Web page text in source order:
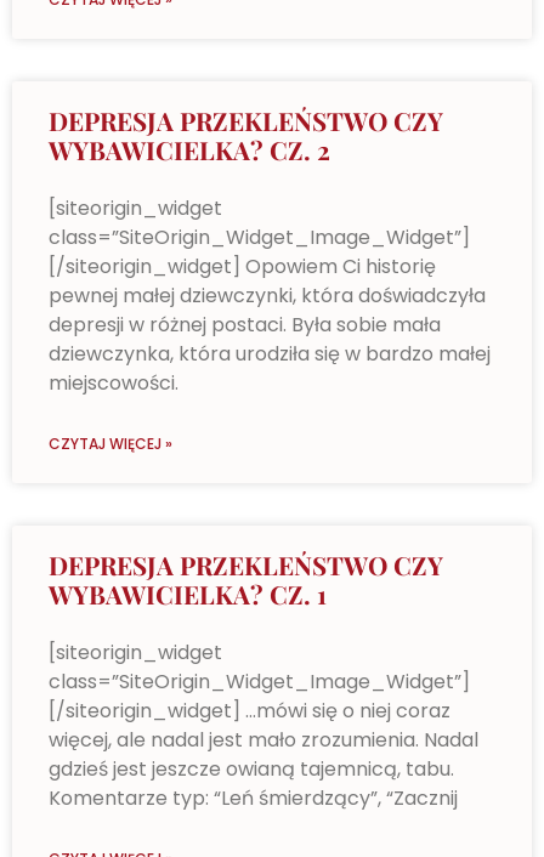
DEPRESJA PRZEKLEŃSTWO CZY
WYBAWICIELKA? CZ. 2
[siteorigin_widget
class=”SiteOrigin_Widget_Image_Widget”]
[/siteorigin_widget] Opowiem Ci historię
pewnej małej dziewczynki, która doświadczyła
depresji w różnej postaci. Była sobie mała
dziewczynka, która urodziła się w bardzo małej
miejscowości.
CZYTAJ WIĘCEJ »
DEPRESJA PRZEKLEŃSTWO CZY
WYBAWICIELKA? CZ. 1
[siteorigin_widget
class=”SiteOrigin_Widget_Image_Widget”]
[/siteorigin_widget] …mówi się o niej coraz
więcej, ale nadal jest mało zrozumienia. Nadal
gdzieś jest jeszcze owianą tajemnicą, tabu.
Komentarze typ: “Leń śmierdzący”, “Zacznij